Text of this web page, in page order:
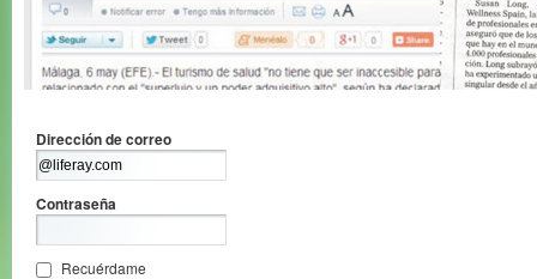
Dirección de correo
Contraseña
Recuérdame